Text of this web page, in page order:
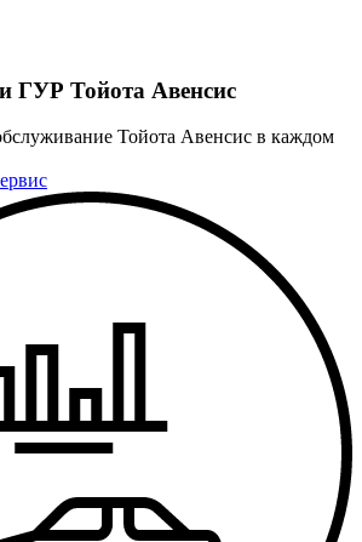
ГУР Тойота Авенсис
Тойота Авенсис в каждом